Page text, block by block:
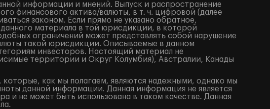
информации и мнений. Выпуск и распространение
финансового актива/валюты, в т. ч. цифровой (далее
законом. Если прямо не указано обратное,
материала в той юрисдикции, в которой
ограничений может представлять собой нарушение
такой юрисдикции. Описываемые в данном
инвесторов. Настоящий материал не
территории и Округ Колумбия), Австралии, Канады
как мы полагаем, являются надежными, однако мы
данной информации. Данная информация не является
и не может быть использована в таком качестве. Данная